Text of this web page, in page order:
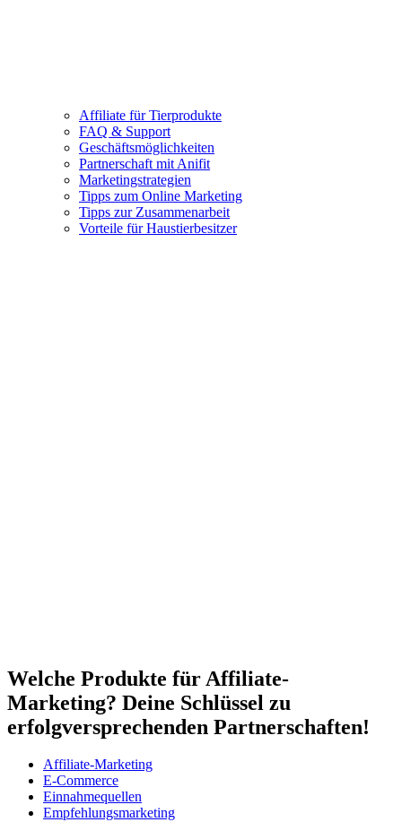
Affiliate für Tierprodukte
FAQ & Support
Geschäftsmöglichkeiten
Partnerschaft mit Anifit
Marketingstrategien
Tipps zum Online Marketing
Tipps zur Zusammenarbeit
Vorteile für Haustierbesitzer
Welche Produkte für Affiliate-
Marketing? Deine Schlüssel zu
erfolgversprechenden Partnerschaften!
Affiliate-Marketing
E-Commerce
Einnahmequellen
Empfehlungsmarketing